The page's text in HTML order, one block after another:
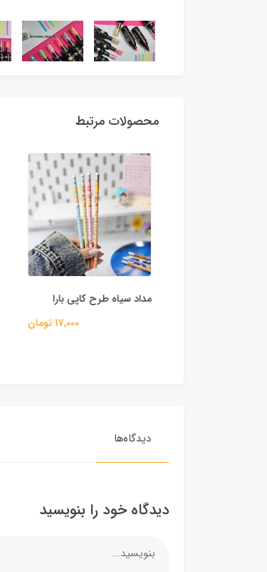
محصولات مرتبط
مداد سیاه طرح کاپی بارا
17,000 تومان
دیدگاه‌ها
دیدگاه خود را بنویسید